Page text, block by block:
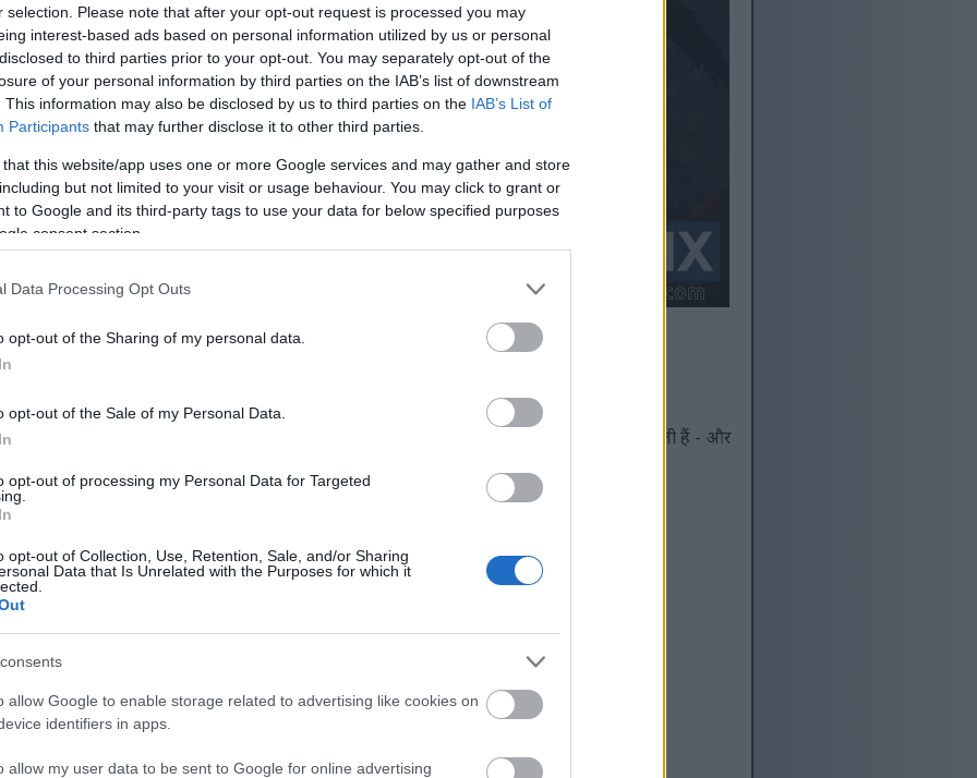
selection. Please note that after your opt-out request is processed you may
interest-based ads based on personal information utilized by us or personal
to third parties prior to your opt-out. You may separately opt-out of the
of your personal information by third parties on the IAB’s list of downstream
This information may also be disclosed by us to third parties on the IAB’s List of
Participants that may further disclose it to other third parties.
that this website/app uses one or more Google services and may gather and store
but not limited to your visit or usage behaviour. You may click to grant or
to Google and its third-party tags to use your data for below specified purposes
consent section.
Data Processing Opt Outs
opt-out of the Sharing of my personal data.
opt-out of the Sale of my Personal Data.
opt-out of processing my Personal Data for Targeted
opt-out of Collection, Use, Retention, Sale, and/or Sharing
Data that Is Unrelated with the Purposes for which it
allow Google to enable storage related to advertising like cookies on
identifiers in apps.
allow my user data to be sent to Google for online advertising
इस वेबसाइट पर लेखों और पृष्ठों में एम्बेडेड छवियों की तुलना में कम संपीड़ित और उच्च रिज़ॉल्यूशन वाली हैं - और
- जिन्हें बैंडविड्थ की खपत को कम करने के लिए फ़ाइल आकार के लिए अधिक अनुकूलित किया गया है।